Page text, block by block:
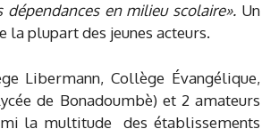
dépendances en milieu scolaire». Un
la plupart des jeunes acteurs.
Libermann, Collège Évangélique,
de Bonadoumbè) et 2 amateurs
la multitude des établissements